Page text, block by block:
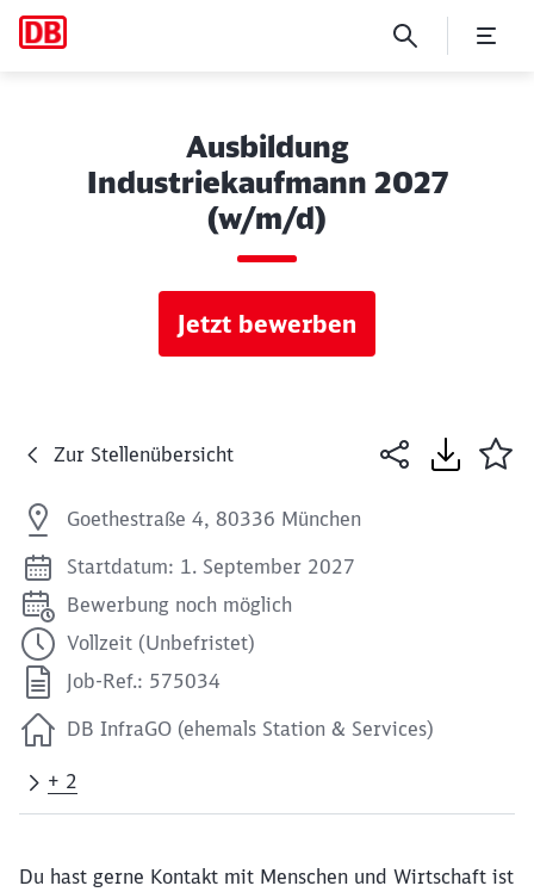
Ausbildung
Industriekaufmann 2027
(w/m/d)
Jetzt bewerben
Zur Stellenübersicht
Goethestraße 4, 80336 München
Startdatum: 1. September 2027
Bewerbung noch möglich
Vollzeit (Unbefristet)
Job-Ref.: 575034
DB InfraGO (ehemals Station & Services)
+ 2
Du hast gerne Kontakt mit Menschen und Wirtschaft ist